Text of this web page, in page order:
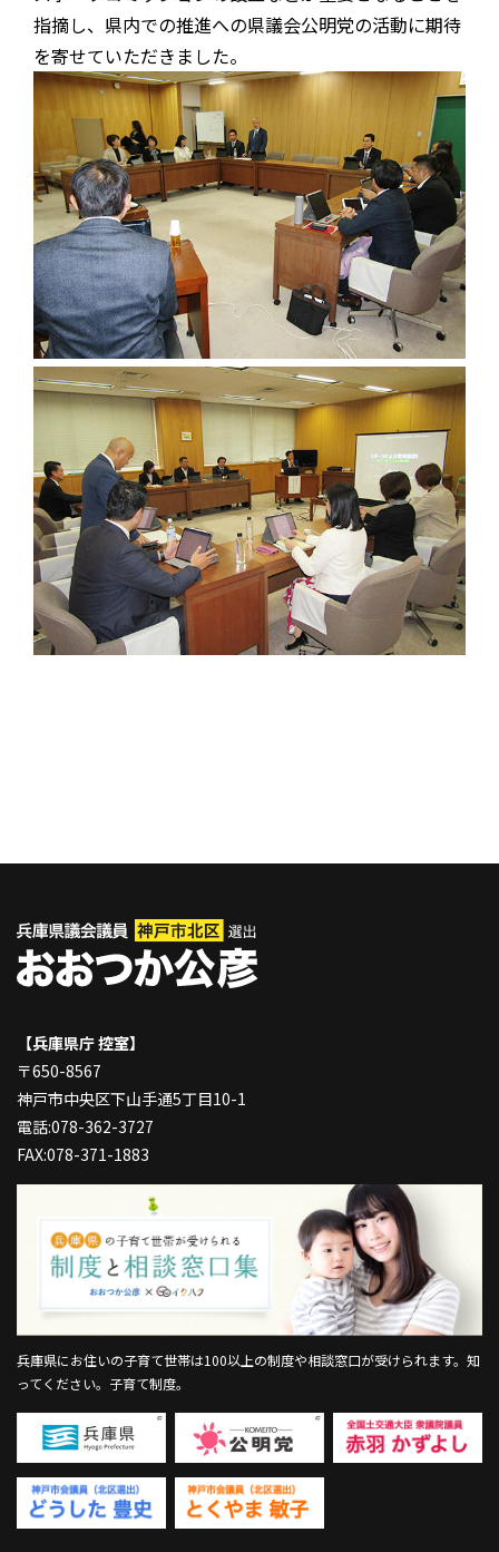
指摘し、県内での推進への県議会公明党の活動に期待
を寄せていただきました。
【兵庫県庁 控室】
〒650-8567
神戸市中央区下山手通5丁目10-1
電話:078-362-3727
FAX:078-371-1883
兵庫県にお住いの子育て世帯は100以上の制度や相談窓口が受けられます。 知
ってください。子育て制度。